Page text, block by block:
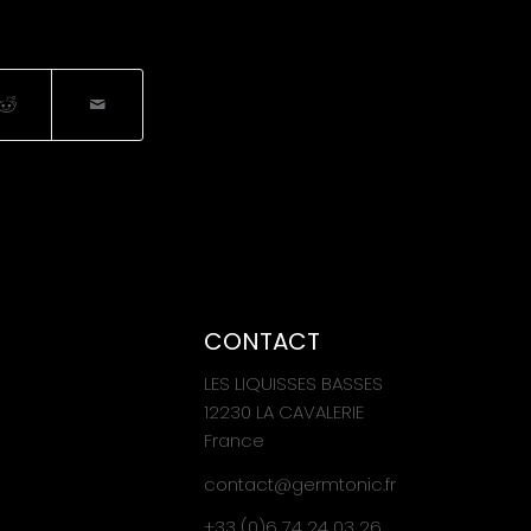
CONTACT
LES LIQUISSES BASSES
12230 LA CAVALERIE
France
contact@germtonic.fr